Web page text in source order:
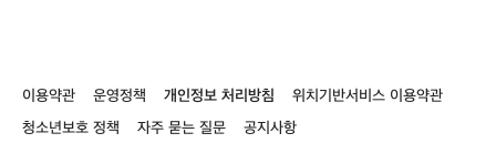
이용약관 운영정책 개인정보 처리방침
위치기반서비스 이용약관
청소년보호 정책
자주 묻는 질문 공지사항